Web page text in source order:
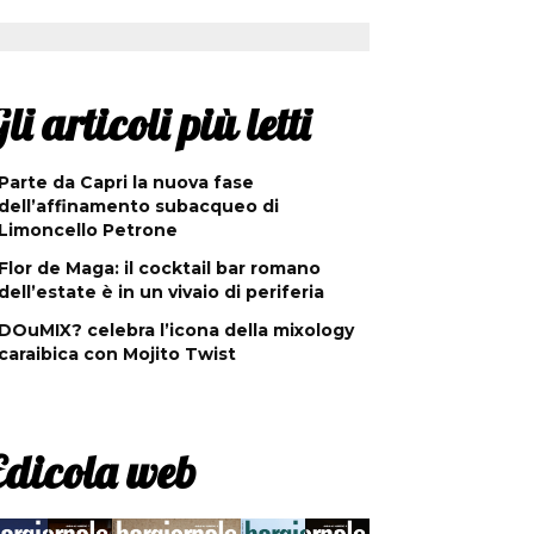
articoli più letti
da Capri la nuova fase
subacqueo di
Petrone
de Maga: il cocktail bar romano
è in un vivaio di periferia
celebra l’icona della mixology
con Mojito Twist
web